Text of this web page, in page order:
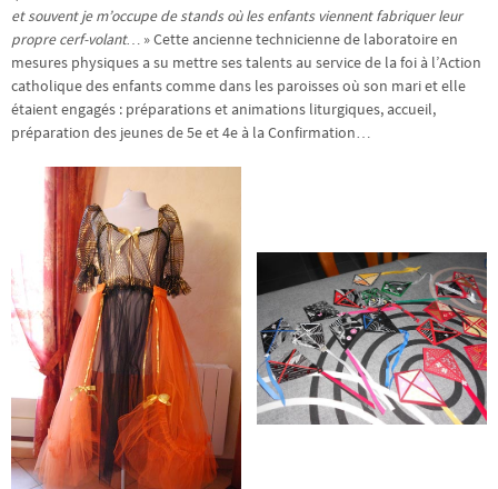
et souvent je m’occupe de stands où les enfants viennent fabriquer leur
propre cerf-volant… » Cette ancienne technicienne de laboratoire en
mesures physiques a su mettre ses talents au service de la foi à l’Action
catholique des enfants comme dans les paroisses où son mari et elle
étaient engagés : préparations et animations liturgiques, accueil,
préparation des jeunes de 5e et 4e à la Confirmation…